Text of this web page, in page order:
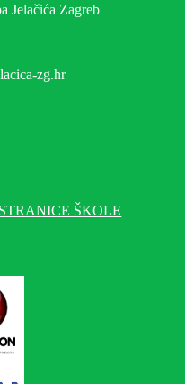
Jelačića Zagreb
zg.hr
ŠKOLE